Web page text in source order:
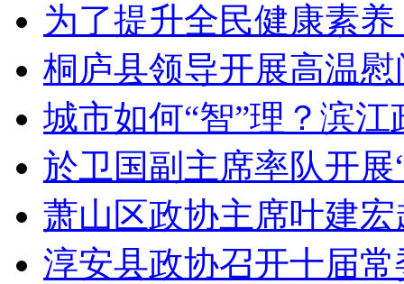
为了提升全民健康素
桐庐县领导开展高温
城市如何“智”理？滨
於卫国副主席率队开
萧山区政协主席叶建
淳安县政协召开十届